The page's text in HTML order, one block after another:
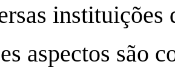
instituições
aspectos são